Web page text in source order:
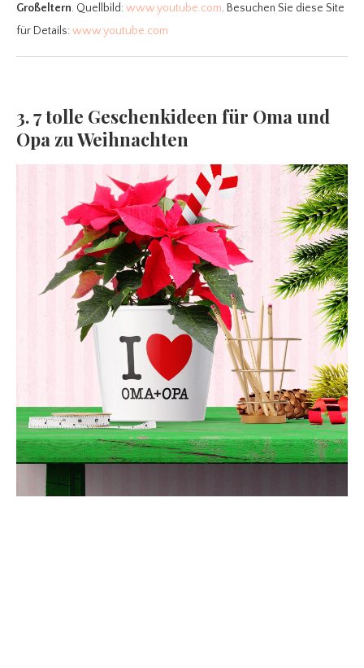
Großeltern. Quellbild:www.youtube.com. Besuchen Sie diese Site
für Details:www.youtube.com
3. 7 tolle Geschenkideen für Oma und
Opa zu Weihnachten